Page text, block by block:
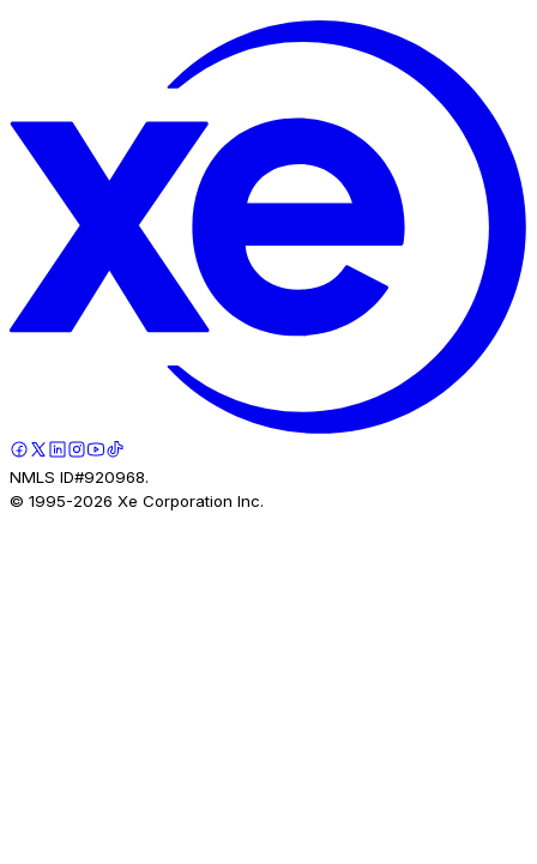
NMLS ID#920968.
© 1995-2026 Xe Corporation Inc.